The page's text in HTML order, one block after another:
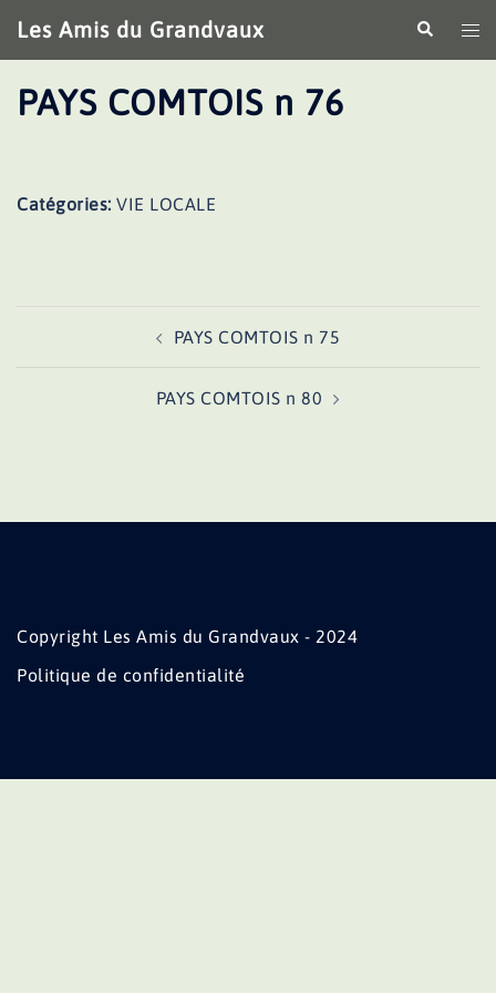
au
contenu
Les Amis du Grandvaux
le
PAYS COMTOIS n 76
Catégories: VIE LOCALE
PAYS COMTOIS n 75
PAYS COMTOIS n 80
Copyright Les Amis du Grandvaux - 2024
Politique de confidentialité